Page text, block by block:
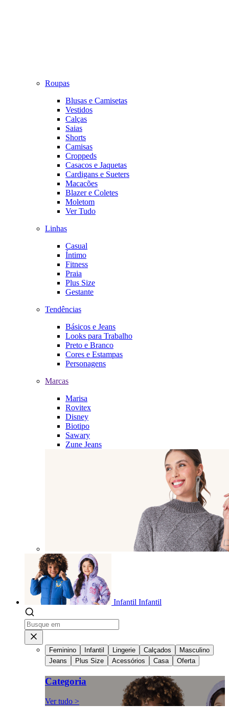
Roupas
Blusas e Camisetas
Vestidos
Calças
Saias
Shorts
Camisas
Croppeds
Casacos e Jaquetas
Cardigans e Sueters
Macacões
Blazer e Coletes
Moletom
Ver Tudo
Linhas
Casual
Íntimo
Fitness
Praia
Plus Size
Gestante
Tendências
Básicos e Jeans
Looks para Trabalho
Preto e Branco
Cores e Estampas
Personagens
Marcas
Marisa
Rovitex
Disney
Biotipo
Sawary
Zune Jeans
Infantil Infantil
Feminino Infantil Lingerie Calçados
Masculino
Jeans
Plus Size Acessórios Casa Oferta
Categoria
Ver tudo >